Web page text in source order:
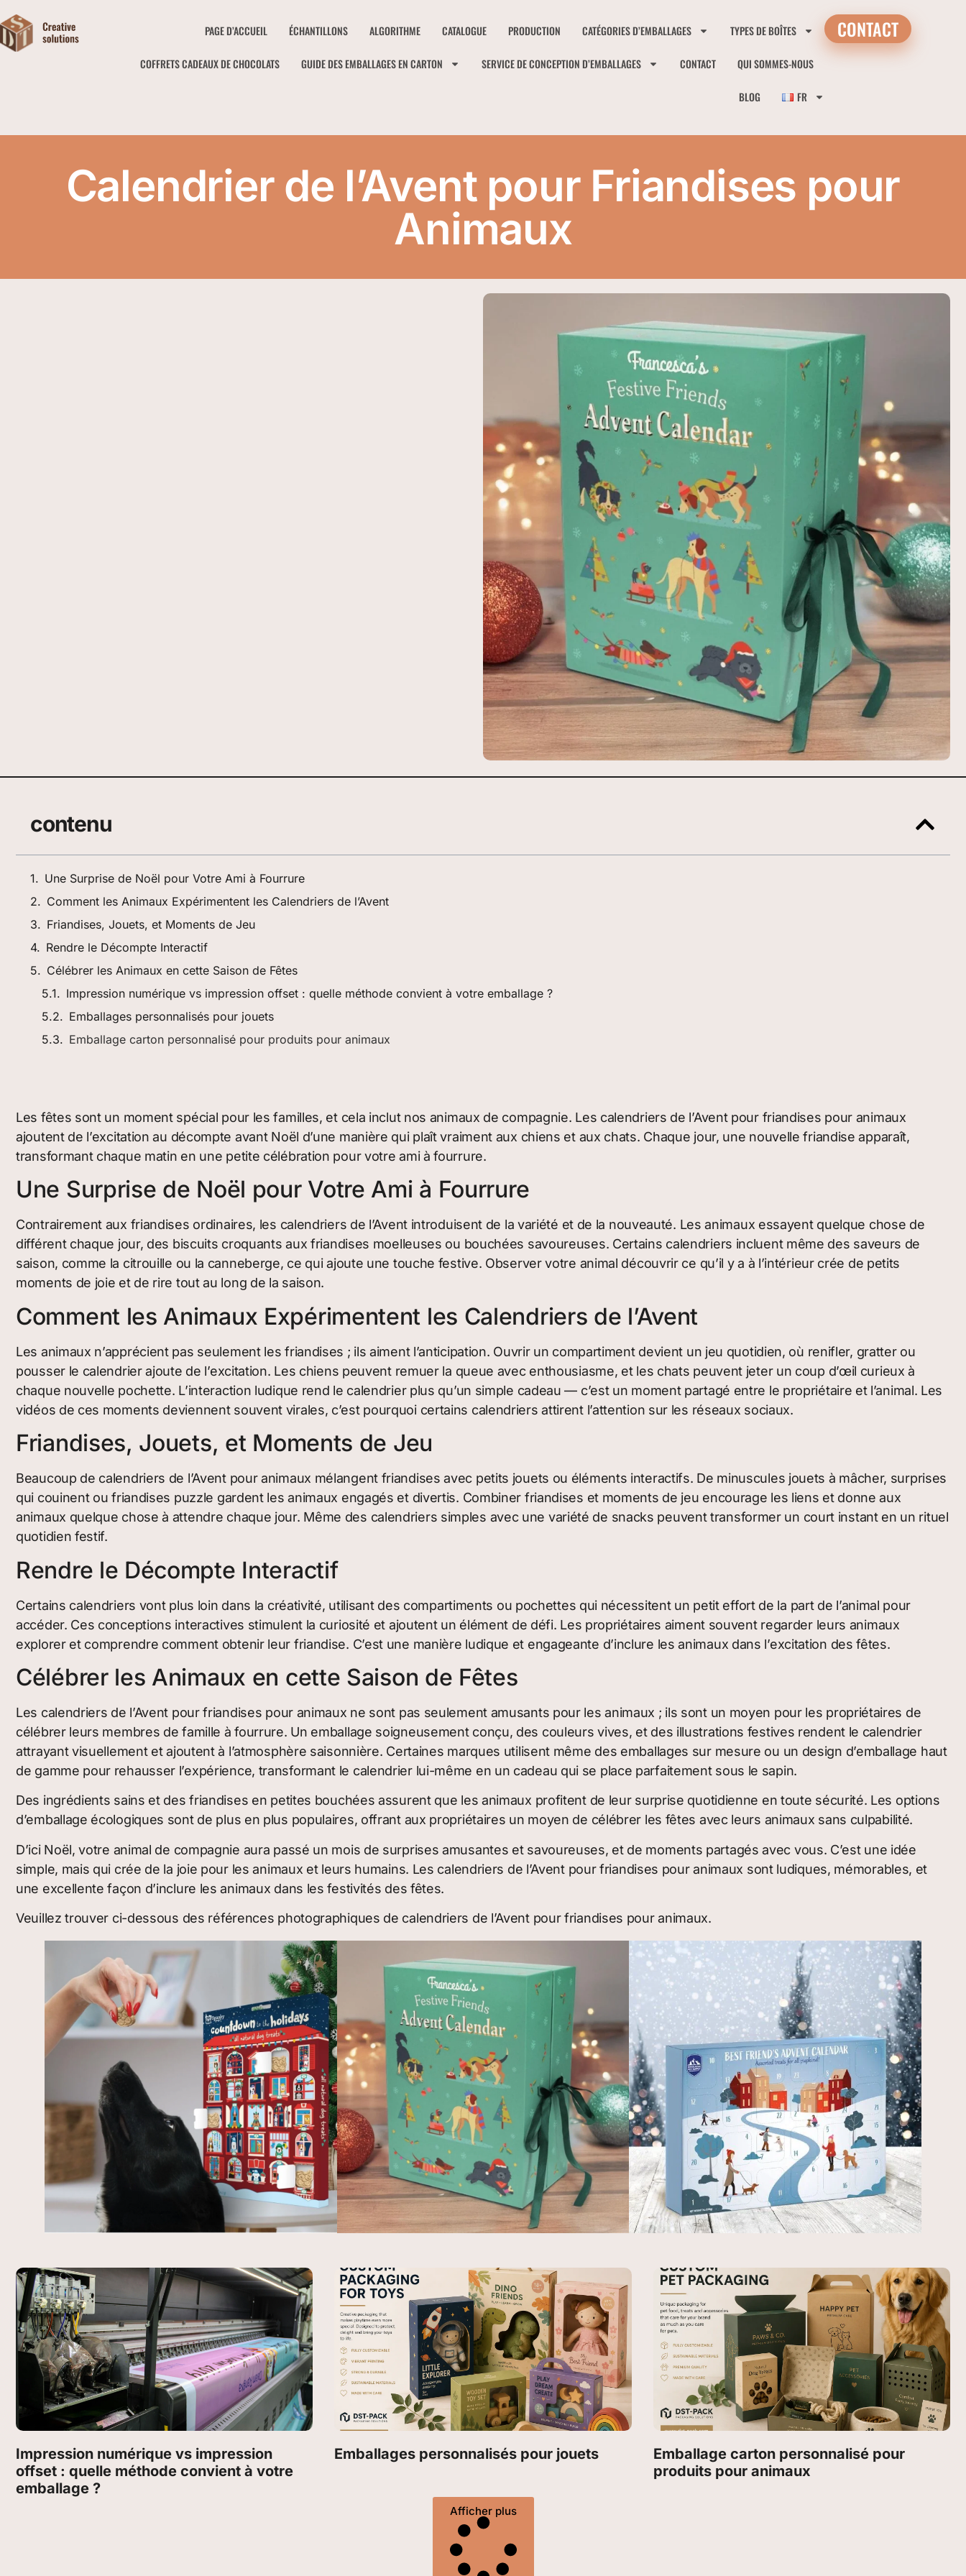
PAGE D’ACCUEIL ÉCHANTILLONS ALGORITHME CATALOGUE PRODUCTION CATÉGORIES D’EMBALLAGES TYPES DE BOÎTES
COFFRETS CADEAUX DE CHOCOLATS GUIDE DES EMBALLAGES EN CARTON SERVICE DE CONCEPTION D’EMBALLAGES CONTACT QUI SOMMES-NOUS
BLOG FR
CONTACT
Calendrier de l’Avent pour Friandises pour
Animaux
contenu
Une Surprise de Noël pour Votre Ami à Fourrure
Comment les Animaux Expérimentent les Calendriers de l’Avent
Friandises, Jouets, et Moments de Jeu
Rendre le Décompte Interactif
Célébrer les Animaux en cette Saison de Fêtes
Impression numérique vs impression offset : quelle méthode convient à votre emballage ?
Emballages personnalisés pour jouets
Emballage carton personnalisé pour produits pour animaux
Les fêtes sont un moment spécial pour les familles, et cela inclut nos animaux de compagnie. Les calendriers de l’Avent pour friandises pour animaux
ajoutent de l’excitation au décompte avant Noël d’une manière qui plaît vraiment aux chiens et aux chats. Chaque jour, une nouvelle friandise apparaît,
transformant chaque matin en une petite célébration pour votre ami à fourrure.
Une Surprise de Noël pour Votre Ami à Fourrure
Contrairement aux friandises ordinaires, les calendriers de l’Avent introduisent de la variété et de la nouveauté. Les animaux essayent quelque chose de
différent chaque jour, des biscuits croquants aux friandises moelleuses ou bouchées savoureuses. Certains calendriers incluent même des saveurs de
saison, comme la citrouille ou la canneberge, ce qui ajoute une touche festive. Observer votre animal découvrir ce qu’il y a à l’intérieur crée de petits
moments de joie et de rire tout au long de la saison.
Comment les Animaux Expérimentent les Calendriers de l’Avent
Les animaux n’apprécient pas seulement les friandises ; ils aiment l’anticipation. Ouvrir un compartiment devient un jeu quotidien, où renifler, gratter ou
pousser le calendrier ajoute de l’excitation. Les chiens peuvent remuer la queue avec enthousiasme, et les chats peuvent jeter un coup d’œil curieux à
chaque nouvelle pochette. L’interaction ludique rend le calendrier plus qu’un simple cadeau — c’est un moment partagé entre le propriétaire et l’animal. Les
vidéos de ces moments deviennent souvent virales, c’est pourquoi certains calendriers attirent l’attention sur les réseaux sociaux.
Friandises, Jouets, et Moments de Jeu
Beaucoup de calendriers de l’Avent pour animaux mélangent friandises avec petits jouets ou éléments interactifs. De minuscules jouets à mâcher, surprises
qui couinent ou friandises puzzle gardent les animaux engagés et divertis. Combiner friandises et moments de jeu encourage les liens et donne aux
animaux quelque chose à attendre chaque jour. Même des calendriers simples avec une variété de snacks peuvent transformer un court instant en un rituel
quotidien festif.
Rendre le Décompte Interactif
Certains calendriers vont plus loin dans la créativité, utilisant des compartiments ou pochettes qui nécessitent un petit effort de la part de l’animal pour
accéder. Ces conceptions interactives stimulent la curiosité et ajoutent un élément de défi. Les propriétaires aiment souvent regarder leurs animaux
explorer et comprendre comment obtenir leur friandise. C’est une manière ludique et engageante d’inclure les animaux dans l’excitation des fêtes.
Célébrer les Animaux en cette Saison de Fêtes
Les calendriers de l’Avent pour friandises pour animaux ne sont pas seulement amusants pour les animaux ; ils sont un moyen pour les propriétaires de
célébrer leurs membres de famille à fourrure. Un emballage soigneusement conçu, des couleurs vives, et des illustrations festives rendent le calendrier
attrayant visuellement et ajoutent à l’atmosphère saisonnière. Certaines marques utilisent même des emballages sur mesure ou un design d’emballage haut
de gamme pour rehausser l’expérience, transformant le calendrier lui-même en un cadeau qui se place parfaitement sous le sapin.
Des ingrédients sains et des friandises en petites bouchées assurent que les animaux profitent de leur surprise quotidienne en toute sécurité. Les options
d’emballage écologiques sont de plus en plus populaires, offrant aux propriétaires un moyen de célébrer les fêtes avec leurs animaux sans culpabilité.
D’ici Noël, votre animal de compagnie aura passé un mois de surprises amusantes et savoureuses, et de moments partagés avec vous. C’est une idée
simple, mais qui crée de la joie pour les animaux et leurs humains. Les calendriers de l’Avent pour friandises pour animaux sont ludiques, mémorables, et
une excellente façon d’inclure les animaux dans les festivités des fêtes.
Veuillez trouver ci-dessous des références photographiques de calendriers de l’Avent pour friandises pour animaux.
Impression numérique vs impression
offset : quelle méthode convient à votre
emballage ?
Emballages personnalisés pour jouets
Emballage carton personnalisé pour
produits pour animaux
Afficher plus